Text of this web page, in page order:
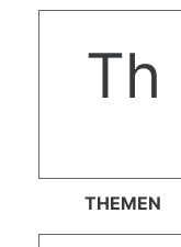
Th
THEMEN